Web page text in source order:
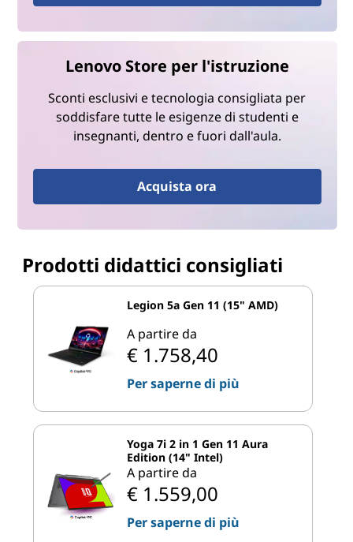
Lenovo Store per l'istruzione
Sconti esclusivi e tecnologia consigliata per
soddisfare tutte le esigenze di studenti e
insegnanti, dentro e fuori dall'aula.
Acquista ora
Prodotti didattici consigliati
Legion 5a Gen 11 (15" AMD)
A partire da
€ 1.758,40
Per saperne di più
Yoga 7i 2 in 1 Gen 11 Aura
Edition (14" Intel)
A partire da
€ 1.559,00
Per saperne di più